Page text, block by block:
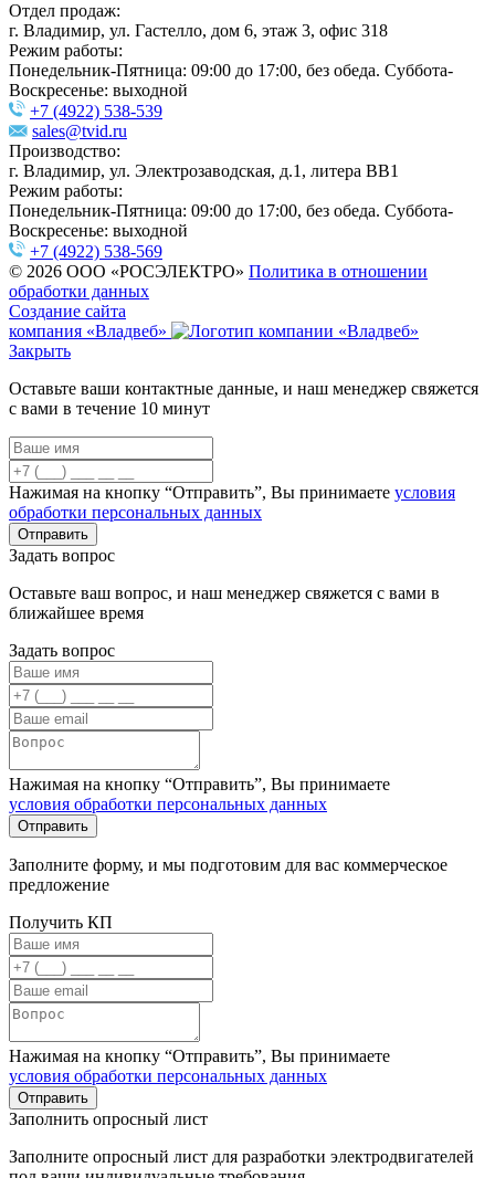
Отдел продаж:
г. Владимир, ул. Гастелло, дом 6, этаж 3, офис 318
Режим работы:
Понедельник-Пятница: 09:00 до 17:00, без обеда. Суббота-
Воскресенье: выходной
+7 (4922) 538-539
sales@tvid.ru
Производство:
г. Владимир, ул. Электрозаводская, д.1, литера ВВ1
Режим работы:
Понедельник-Пятница: 09:00 до 17:00, без обеда. Суббота-
Воскресенье: выходной
+7 (4922) 538-569
© 2026 ООО «РОСЭЛЕКТРО» Политика в отношении
обработки данных
Создание сайта
компания «Владвеб»
Закрыть
Оставьте ваши контактные данные, и наш менеджер свяжется
с вами в течение 10 минут
Нажимая на кнопку “Отправить”, Вы принимаете условия
обработки персональных данных
Задать вопрос
Оставьте ваш вопрос, и наш менеджер свяжется с вами в
ближайшее время
Задать вопрос
Нажимая на кнопку “Отправить”, Вы принимаете
условия обработки персональных данных
Заполните форму, и мы подготовим для вас коммерческое
предложение
Получить КП
Нажимая на кнопку “Отправить”, Вы принимаете
условия обработки персональных данных
Заполнить опросный лист
Заполните опросный лист для разработки электродвигателей